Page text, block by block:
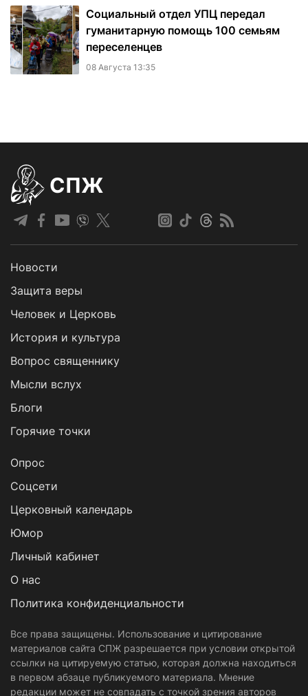
Социальный отдел УПЦ передал
гуманитарную помощь 100 семьям
переселенцев
08 Августа 13:35
СПЖ
Новости
Защита веры
Человек и Церковь
История и культура
Вопрос священнику
Мысли вслух
Блоги
Горячие точки
Опрос
Cоцсети
Церковный календарь
Юмор
Личный кабинет
О нас
Политика конфиденциальности
Все права защищены. Использование и цитирование
материалов сайта СПЖ разрешается при условии открытой
ссылки на цитируемую статью, которая должна находиться
в первом абзаце публикуемого материала. Мнение
редакции может не совпадать с точкой зрения авторов